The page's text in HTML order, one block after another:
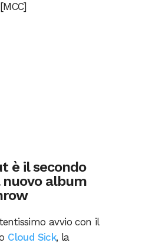
è il secondo
album
avvio con il
Cloud Sick, la